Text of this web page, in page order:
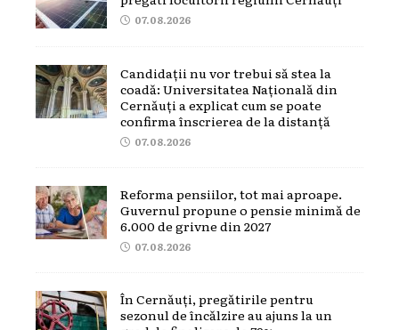
07.08.2026
Candidații nu vor trebui să stea la
coadă: Universitatea Națională din
Cernăuți a explicat cum se poate
confirma înscrierea de la distanță
07.08.2026
Reforma pensiilor, tot mai aproape.
Guvernul propune o pensie minimă de
6.000 de grivne din 2027
07.08.2026
În Cernăuți, pregătirile pentru
sezonul de încălzire au ajuns la un